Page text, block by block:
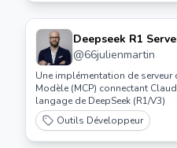
Deepseek R1
@66julienmartin
Une implémentation de
Modèle (MCP) connectant
langage de DeepSeek (R1/V3)
Outils Développeur